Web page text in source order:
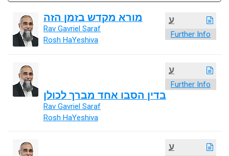
ע
Further Info
מורא מקדש בזמן הזה
Rav Gavriel Saraf
Rosh HaYeshiva
ע
Further Info
בדין הסבו אחד מברך לכולן
Rav Gavriel Saraf
Rosh HaYeshiva
ע